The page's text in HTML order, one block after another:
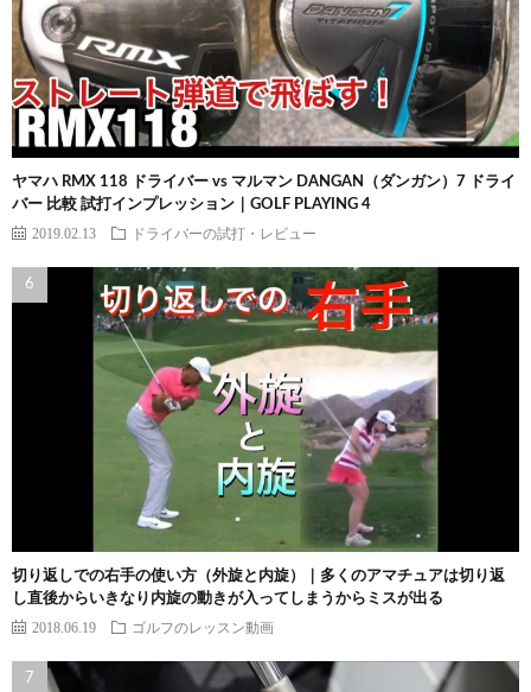
ヤマハ RMX 118 ドライバー vs マルマン DANGAN（ダンガン）7 ドライ
バー 比較 試打インプレッション｜GOLF PLAYING 4
2019.02.13 ドライバーの試打・レビュー
切り返しでの右手の使い方（外旋と内旋）｜多くのアマチュアは切り返
し直後からいきなり内旋の動きが入ってしまうからミスが出る
2018.06.19 ゴルフのレッスン動画